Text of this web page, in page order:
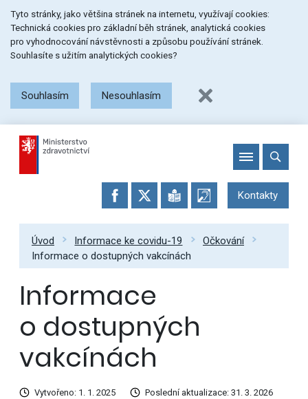
na
menu
na
obsah
na
patičku
stránky
Tyto stránky, jako většina stránek na internetu, využívají cookies:
Technická cookies pro základní běh stránek, analytická cookies
pro vyhodnocování návstěvnosti a způsobu používání stránek.
Souhlasíte s užitím analytických cookies?
Souhlasím Nesouhlasím
Kontakty
Úvod Informace ke covidu-19
Očkování
Informace o dostupných vakcínách
Informace
o dostupných
vakcínách
Vytvořeno: 1. 1. 2025 Poslední aktualizace: 31. 3. 2026